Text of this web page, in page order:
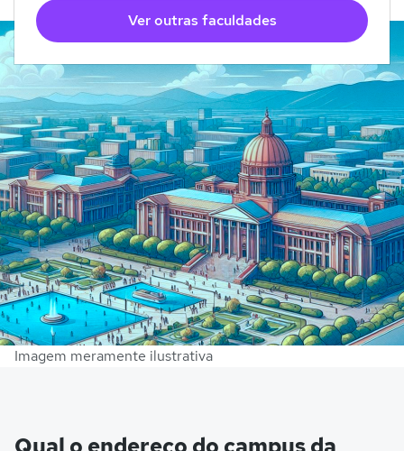
Ver outras faculdades
Imagem meramente ilustrativa